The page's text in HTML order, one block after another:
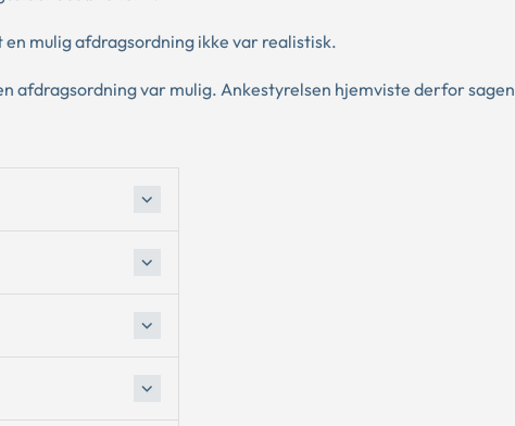
en mulig afdragsordning ikke var realistisk.
afdragsordning var mulig. Ankestyrelsen hjemviste derfor sagen